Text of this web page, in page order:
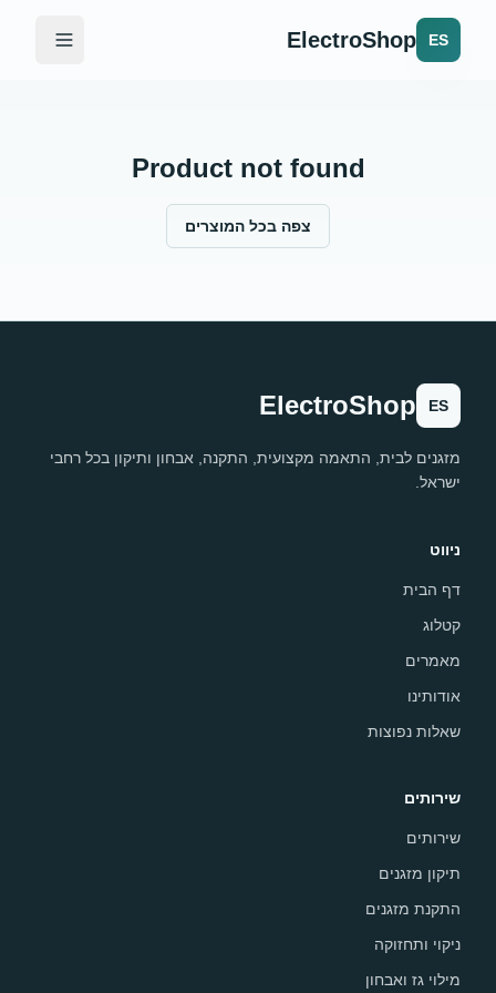
ES
ElectroShop
Product not found
צפה בכל המוצרים
ES
ElectroShop
מזגנים לבית, התאמה מקצועית, התקנה, אבחון ותיקון בכל רחבי
ישראל.
ניווט
דף הבית
קטלוג
מאמרים
אודותינו
שאלות נפוצות
שירותים
שירותים
תיקון מזגנים
התקנת מזגנים
ניקוי ותחזוקה
מילוי גז ואבחון